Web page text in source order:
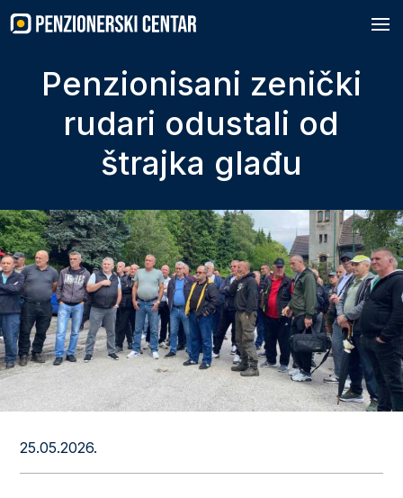
to
content
Penzionisani zenički
rudari odustali od
štrajka glađu
25.05.2026.